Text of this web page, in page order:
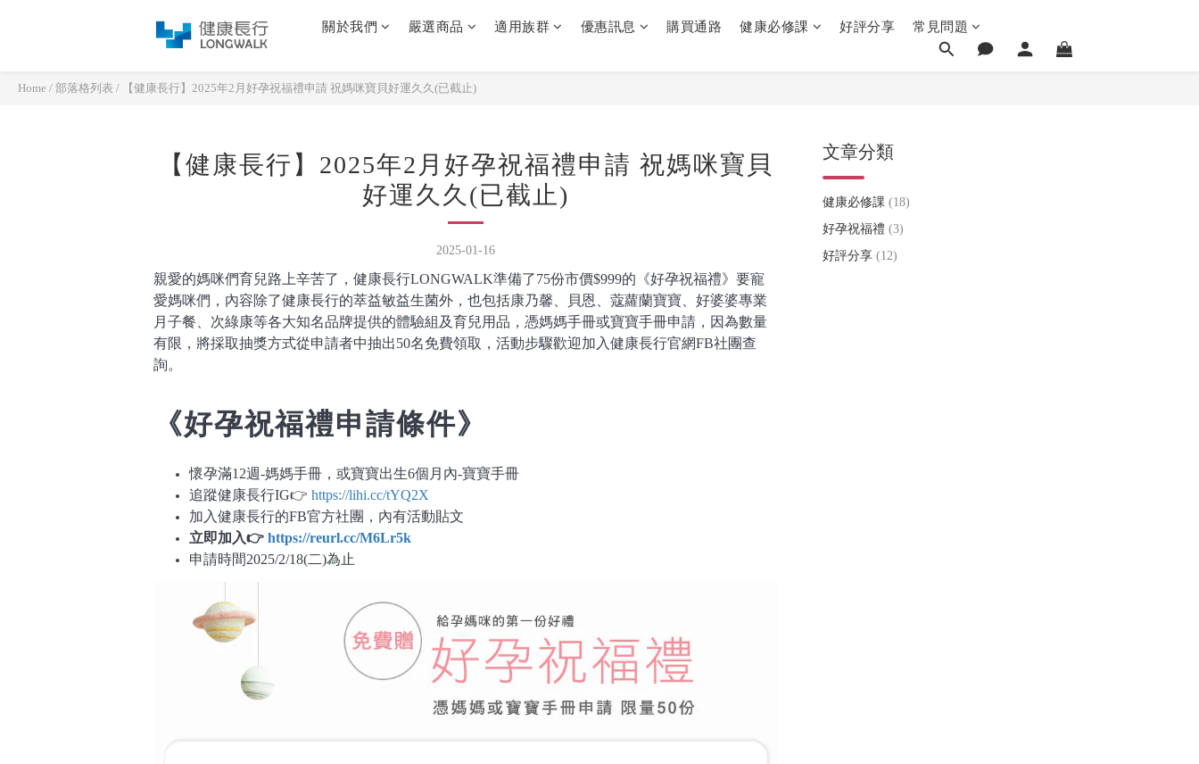
關於我們 嚴選商品 適用族群 優惠訊息 購買通路 健康必修課 好評分享 常見問題
Home / 部落格列表 / 【健康長行】2025年2月好孕祝福禮申請 祝媽咪寶貝好運久久(已截止)
【健康長行】2025年2月好孕祝福禮申請 祝媽咪寶貝
好運久久(已截止)
2025-01-16
親愛的媽咪們育兒路上辛苦了，健康長行LONGWALK準備了75份市價$999的《好孕祝福禮》要寵
愛媽咪們，內容除了健康長行的萃益敏益生菌外，也包括康乃馨、貝恩、蔻蘿蘭寶寶、好婆婆專業
月子餐、次綠康等各大知名品牌提供的體驗組及育兒用品，憑媽媽手冊或寶寶手冊申請，因為數量
有限，將採取抽獎方式從申請者中抽出50名免費領取，活動步驟歡迎加入健康長行官網FB社團查
詢。
《好孕祝福禮申請條件》
懷孕滿12週-媽媽手冊，或寶寶出生6個月內-寶寶手冊
追蹤健康長行IG👉 https://lihi.cc/tYQ2X
加入健康長行的FB官方社團，內有活動貼文
立即加入👉 https://reurl.cc/M6Lr5k
申請時間2025/2/18(二)為止
文章分類
健康必修課 (18)
好孕祝福禮 (3)
好評分享 (12)